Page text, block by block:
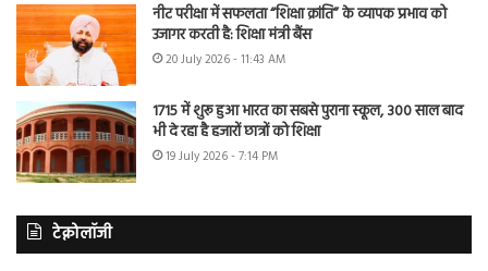
नीट परीक्षा में सफलता “शिक्षा क्रांति” के व्यापक प्रभाव को
उजागर करती है: शिक्षा मंत्री बैंस
20 July 2026 - 11:43 AM
1715 में शुरू हुआ भारत का सबसे पुराना स्कूल, 300 साल बाद
भी दे रहा है हजारों छात्रों को शिक्षा
19 July 2026 - 7:14 PM
टेक्नोलॉजी